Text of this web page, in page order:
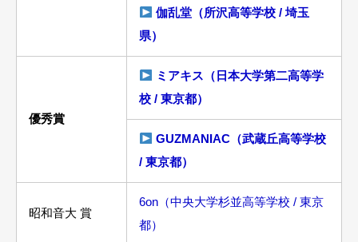
伽乱堂（所沢高等学校 / 埼玉
県）
優秀賞
ミアキス（日本大学第二高等学
校 / 東京都）
GUZMANIAC（武蔵丘高等学校
/ 東京都）
昭和音大 賞
6on（中央大学杉並高等学校 / 東京
都）